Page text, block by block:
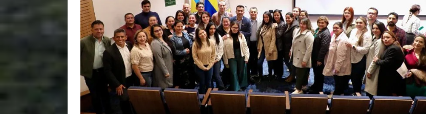
Donación
Introduce la cantidad (USD):
$1.00